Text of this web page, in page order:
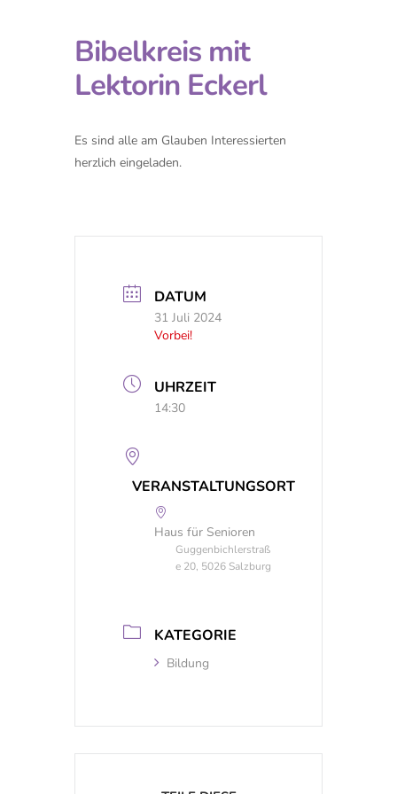
Bibelkreis mit
Lektorin Eckerl
Es sind alle am Glauben Interessierten
herzlich eingeladen.
DATUM
31 Juli 2024
Vorbei!
UHRZEIT
14:30
VERANSTALTUNGSORT
Haus für Senioren
Guggenbichlerstraß
e 20, 5026 Salzburg
KATEGORIE
Bildung